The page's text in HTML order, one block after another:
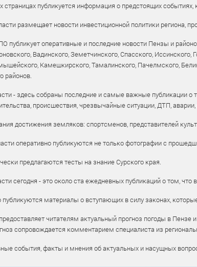
публикуется информация о предстоящих событиях,
размещает новости инвестиционной политики региона,
оперативные и последние новости Пензы и
Вадинского, Земетчинского, Спасского,
Камешкирского, Тамалинского, Пачелмского,
районов.
- здесь собраны последние и самые важные публикации о
происшествия, чрезвычайные ситуации, ДТП,
достижения земляков: спортсменов, представителей
оперативно публикуются не только фотографии с
предлагаются тесты на знание Сурского края.
сегодня - это около ста ежедневных публикаций о том,
материалы о вступающих в силу законах,
читателям актуальный прогноз погоды в
сопровождается комментарием специалиста из
события, факты и мнения об актуальных и насущных